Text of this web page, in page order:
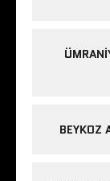
BEYKOZ